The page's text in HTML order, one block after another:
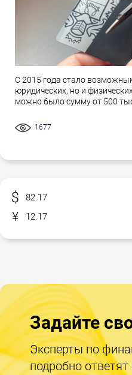
С 2015 года стало
юридических, но и
можно было сумму от 500
1677
82.17
12.17
Задайте
Эксперты по
подробно ответят